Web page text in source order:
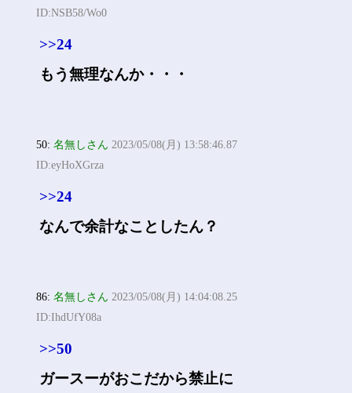
ID:NSB58/Wo0
>>24
もう無理なんか・・・
50:名無しさん 2023/05/08(月) 13:58:46.87
ID:eyHoXGrza
>>24
なんで余計なことしたん？
86:名無しさん 2023/05/08(月) 14:04:08.25
ID:IhdUfY08a
>>50
ガースーがおこだから禁止に